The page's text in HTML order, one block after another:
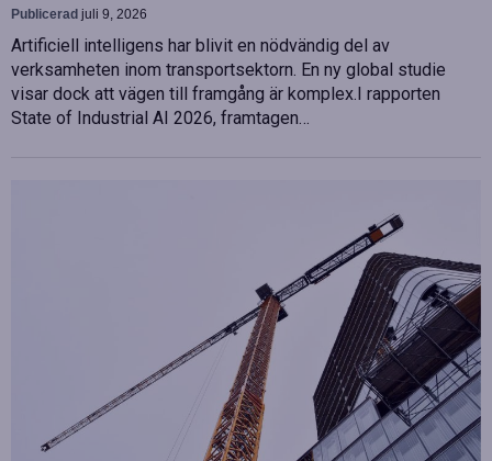
Publicerad juli 9, 2026
Artificiell intelligens har blivit en nödvändig del av
verksamheten inom transportsektorn. En ny global studie
visar dock att vägen till framgång är komplex.I rapporten
State of Industrial AI 2026, framtagen…